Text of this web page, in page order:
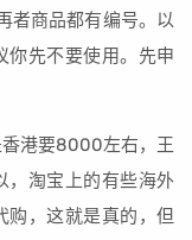
者商品都有编号。以
你先不要使用。先申
港要8000左右，王
，淘宝上的有些海外
购，这就是真的，但